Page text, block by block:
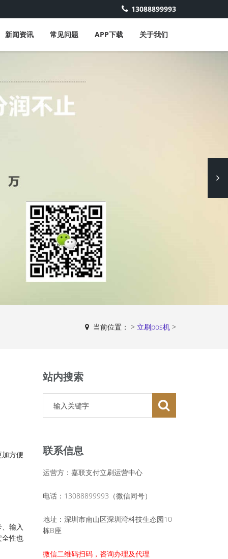
13088899993
新闻资讯 常见问题 APP下载 关于我们
当前位置： > 立刷pos机 >
方便
输入
全性也
站内搜索
联系信息
运营方：嘉联支付立刷运营中心
电话：13088899993（微信同号）
地址：深圳市南山区深圳湾科技生态园10
栋B座
微信二维码扫码，咨询办理及代理